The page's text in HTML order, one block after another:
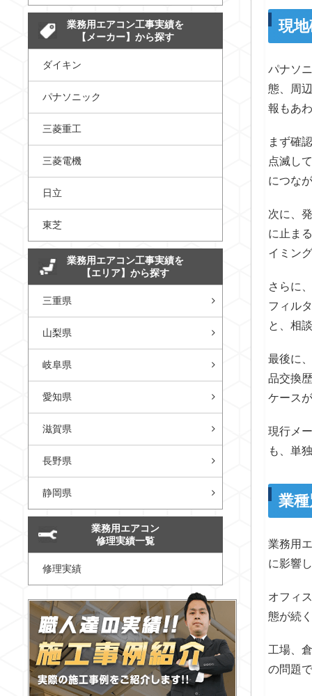
現
パナソ
態、周
報もあ
まず確
点滅し
につな
次に、
に止ま
イミン
さらに
フィル
と、相
最後に
品交換
ケース
現行メ
も、単
業
業務用
に影響
オフィ
態が続
工場、
の問題
業務用エアコン工事実績を
【メーカー】から探す
ダイキン
パナソニック
三菱重工
三菱電機
日立
東芝
業務用エアコン工事実績を
【エリア】から探す
三重県
山梨県
岐阜県
愛知県
滋賀県
長野県
静岡県
業務用エアコン
修理実績一覧
修理実績